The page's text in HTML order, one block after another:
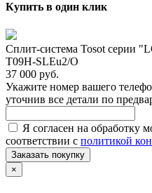
Купить в один клик
Сплит-система Tosot серии
T09H-SLEu2/O
37 000 руб.
Укажите номер вашего
уточнив все детали по
Я согласен на обработку
соответствии с политикой
Заказать покупку
×